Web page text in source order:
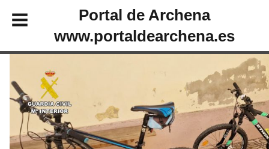
Portal de Archena
www.portaldearchena.es